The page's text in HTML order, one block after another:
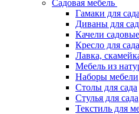
Садовая мебель
Гамаки для сада
Диваны для
Качели садовые
Кресло для сада
Лавка,
Мебель из
Наборы мебели
Столы для сада
Стулья для сада
Текстиль для